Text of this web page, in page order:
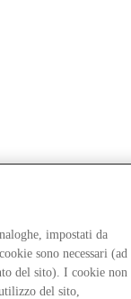
impostati da
sono necessari (ad
del sito). I cookie non
del sito,